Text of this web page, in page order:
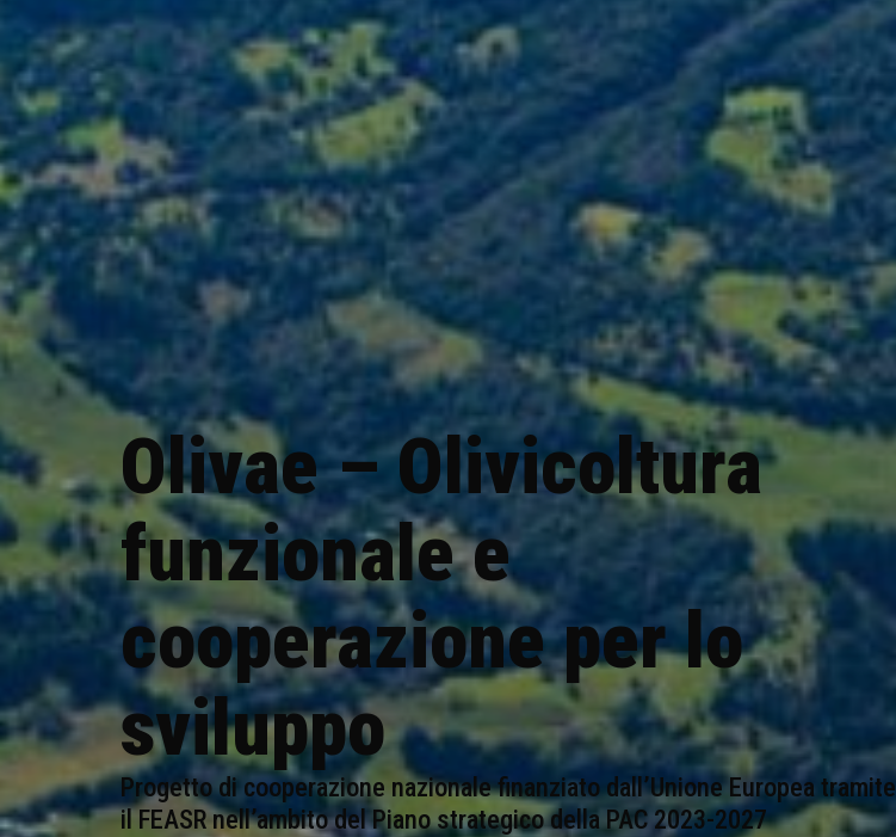
Olivae – Olivicoltura
funzionale e
cooperazione per lo
sviluppo
Progetto di cooperazione nazionale finanziato dall’Unione Europea tramite
il FEASR nell’ambito del Piano strategico della PAC 2023-2027